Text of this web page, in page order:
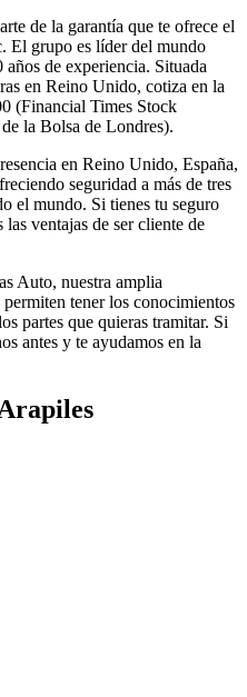
de la garantía que te ofrece el
El grupo es líder del mundo
de experiencia. Situada
en Reino Unido, cotiza en la
(Financial Times Stock
la Bolsa de Londres).
en Reino Unido, España,
seguridad a más de tres
el mundo. Si tienes tu seguro
ventajas de ser cliente de
Auto, nuestra amplia
tener los conocimientos
partes que quieras tramitar. Si
antes y te ayudamos en la